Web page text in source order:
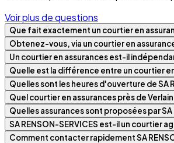
Voir plus de questions
Que fait exactement un courtier en
Obtenez-vous, via un courtier en
Un courtier en assurances est-il
Quelle est la différence entre un courtier
Quelles sont les heures d'ouverture de SA
Quel courtier en assurances près de
Quelles assurances sont proposées par SA
SA RENSON-SERVICES est-il un courtier
Comment contacter rapidement SA